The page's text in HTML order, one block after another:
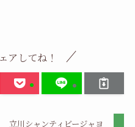
アしてね！
立川シャンティビージャヨ